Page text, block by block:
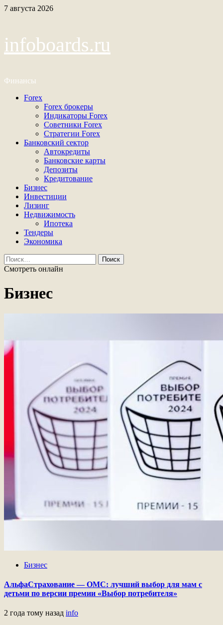
Перейти
7 августа 2026
infoboards.ru
Финансы
Основное
Forex
Forex брокеры
Индикаторы Forex
Советники Forex
Стратегии Forex
Банковский сектор
Автокредиты
Банковские карты
Депозиты
Кредитование
Бизнес
Инвестиции
Лизинг
Недвижимость
Ипотека
Тендеры
Экономика
Найти:
Смотреть онлайн
Бизнес
Бизнес
АльфаСтрахование — ОМС: лучший выбор для мам с
детьми по версии премии «Выбор потребителя»
2 года тому назад info